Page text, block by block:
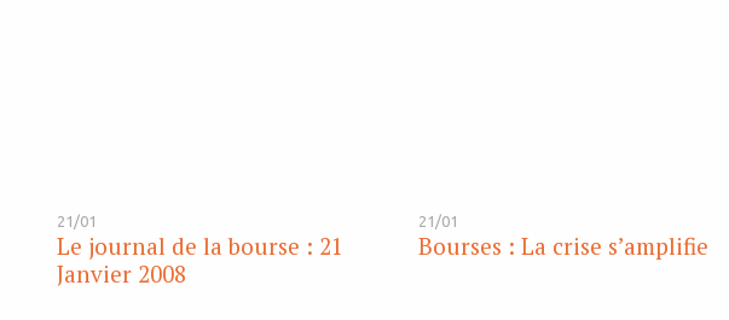
21/01
Le journal de la bourse : 21
Janvier 2008
21/01
Bourses : La crise s’amplifie